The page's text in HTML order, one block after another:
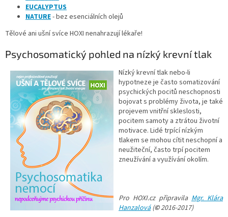
EUCALYPTUS
NATURE- bez esenciálních olejů
Tělové ani ušní svíce HOXI nenahrazují lékaře!
Psychosomatický pohled na nízký krevní tlak
Nízký krevní tlak nebo-li
hypotneze je často somatizování
psychických pocitů neschopnosti
bojovat s problémy života, je také
projevem vnitřní skleslosti,
pocitem samoty a ztrátou životní
motivace. Lidé trpící nízkým
tlakem se mohou cítit neschopní a
neužiteční, často trpí pocitem
zneužívání a využívání okolím.
Pro HOXI.cz připravila Mgr. Klára
Hanzalová(©2016-2017)